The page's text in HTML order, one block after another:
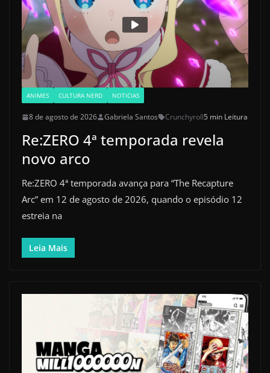
ANIMES CULTURA NERD NOTICIAS
8 de agosto de 2026 Gabriela Santos Crunchyroll5 min Leitura
Re:ZERO 4ª temporada revela
novo arco
Re:ZERO 4ª temporada avança para “The Recapture
Arc” em 12 de agosto de 2026, quando o episódio 12
estreia na
Leia Mais